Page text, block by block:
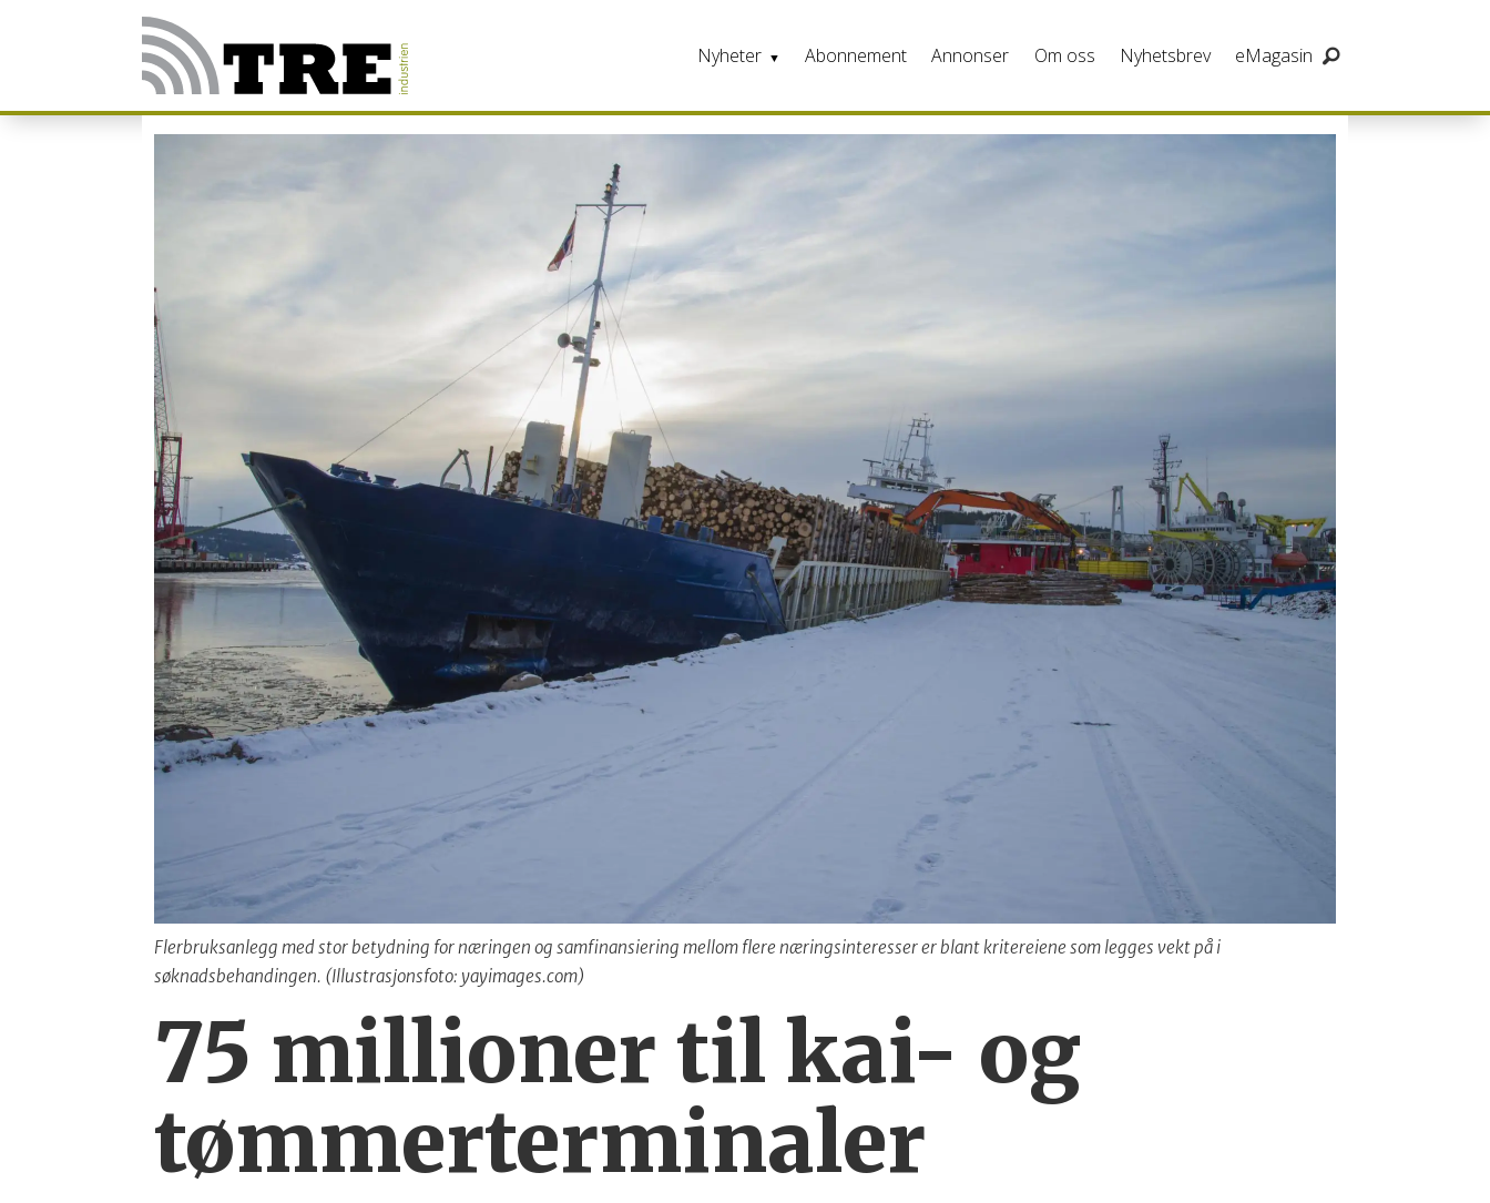
Nyheter Abonnement Annonser Om oss Nyhetsbrev eMagasin
Flerbruksanlegg med stor betydning for næringen og samfinansiering mellom flere næringsinteresser er blant kritereiene som legges vekt på i
søknadsbehandingen. (Illustrasjonsfoto: yayimages.com)
75 millioner til kai- og
tømmerterminaler